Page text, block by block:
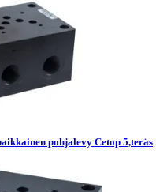
pohjalevy Cetop 5,teräs